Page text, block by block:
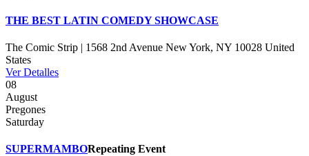
THE BEST LATIN COMEDY SHOWCASE
The Comic Strip | 1568 2nd Avenue New York, NY 10028 United
States
Ver Detalles
08
August
Pregones
Saturday
SUPERMAMBORepeating Event